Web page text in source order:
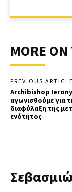
MORE
PREVIOUS ARTICLE
Archibishop
αγωνισθούμε για
διαφύλαξη της
ενότητος